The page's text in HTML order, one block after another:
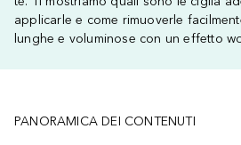
applicarle e come rimuoverle
lunghe e voluminose con un effetto
PANORAMICA DEI CONTENUTI